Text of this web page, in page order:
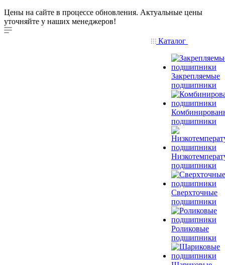
Цены на сайте в процессе обновления. Актуальные цены
уточняйте у наших менеджеров!
Каталог
Закрепляемые
подшипники
подшипники
подшипники
Сверхточные
подшипники
Роликовые
подшипники